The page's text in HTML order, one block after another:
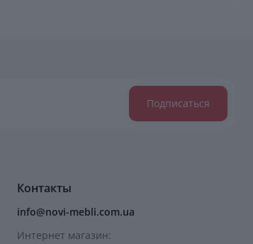
Подписаться
Контакты
info@novi-mebli.com.ua
Интернет магазин: